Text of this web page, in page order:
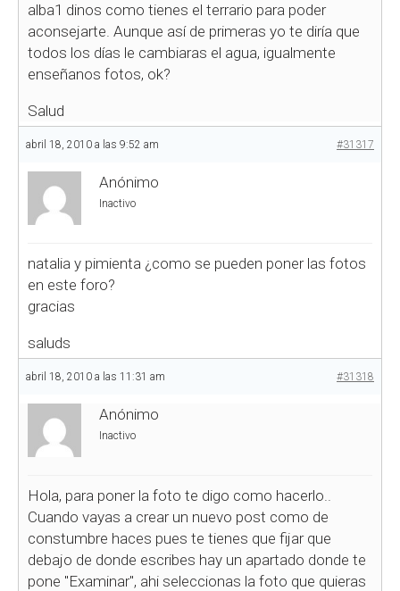
alba1 dinos como tienes el terrario para poder
aconsejarte. Aunque así de primeras yo te diría que
todos los días le cambiaras el agua, igualmente
enseñanos fotos, ok?
Salud
abril 18, 2010 a las 9:52 am #31317
Anónimo
Inactivo
natalia y pimienta ¿como se pueden poner las fotos
en este foro?
gracias
saluds
abril 18, 2010 a las 11:31 am #31318
Anónimo
Inactivo
Hola, para poner la foto te digo como hacerlo..
Cuando vayas a crear un nuevo post como de
constumbre haces pues te tienes que fijar que
debajo de donde escribes hay un apartado donde te
pone "Examinar", ahi seleccionas la foto que quieras